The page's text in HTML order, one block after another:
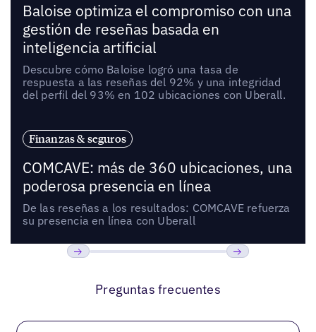
Baloise optimiza el compromiso con una
gestión de reseñas basada en
inteligencia artificial
Descubre cómo Baloise logró una tasa de
respuesta a las reseñas del 92% y una integridad
del perfil del 93% en 102 ubicaciones con Uberall.
Finanzas & seguros
COMCAVE: más de 360 ubicaciones, una
poderosa presencia en línea
De las reseñas a los resultados: COMCAVE refuerza
su presencia en línea con Uberall
Preguntas frecuentes